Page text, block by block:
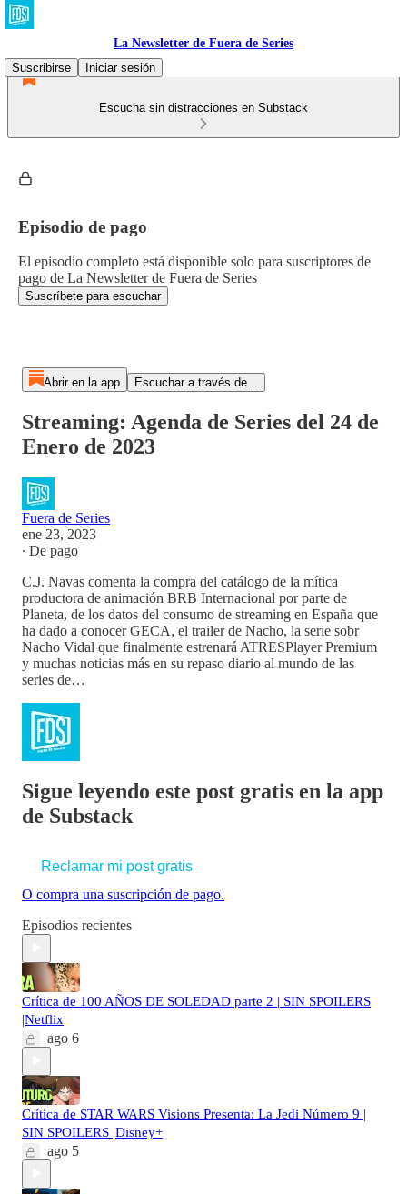
La Newsletter de Fuera de Series
Suscribirse
Iniciar sesión
Escucha sin distracciones en Substack
Episodio de pago
El episodio completo está disponible solo para suscriptores de
pago de La Newsletter de Fuera de Series
Suscríbete para escuchar
Abrir en la app Escuchar a través de...
Streaming: Agenda de Series del 24 de
Enero de 2023
Fuera de Series
ene 23, 2023
∙ De pago
C.J. Navas comenta la compra del catálogo de la mítica
productora de animación BRB Internacional por parte de
Planeta, de los datos del consumo de streaming en España que
ha dado a conocer GECA, el trailer de Nacho, la serie sobr
Nacho Vidal que finalmente estrenará ATRESPlayer Premium
y muchas noticias más en su repaso diario al mundo de las
series de…
Sigue leyendo este post gratis en la app
de Substack
Reclamar mi post gratis
O compra una suscripción de pago.
Episodios recientes
Crítica de 100 AÑOS DE SOLEDAD parte 2 | SIN SPOILERS
|Netflix
ago 6
Crítica de STAR WARS Visions Presenta: La Jedi Número 9 |
SIN SPOILERS |Disney+
ago 5